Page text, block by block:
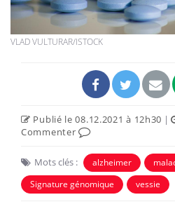
VLAD VULTURAR/ISTOCK
Publié le 08.12.2021 à 12h30 |
Commenter
Mots clés : alzheimer
Signature génomique
vessie